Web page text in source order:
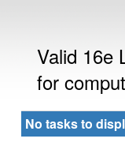
Valid 16e
for
No tasks to